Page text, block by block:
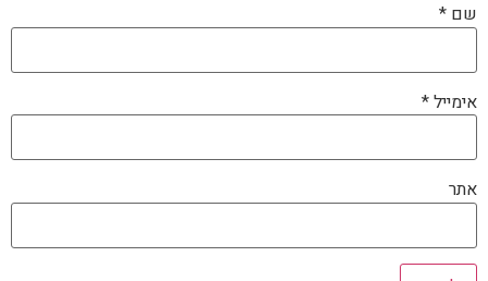
שם *
אימייל*
אתר